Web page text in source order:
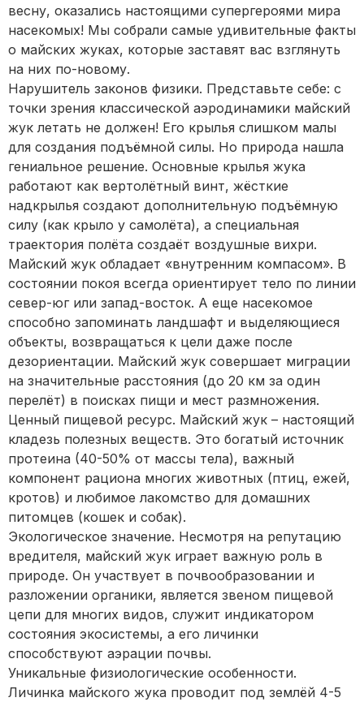
весну, оказались настоящими супергероями мира
насекомых! Мы собрали самые удивительные факты
о майских жуках, которые заставят вас взглянуть
на них по-новому.
Нарушитель законов физики. Представьте себе: с
точки зрения классической аэродинамики майский
жук летать не должен! Его крылья слишком малы
для создания подъёмной силы. Но природа нашла
гениальное решение. Основные крылья жука
работают как вертолётный винт, жёсткие
надкрылья создают дополнительную подъёмную
силу (как крыло у самолёта), а специальная
траектория полёта создаёт воздушные вихри.
Майский жук обладает «внутренним компасом». В
состоянии покоя всегда ориентирует тело по линии
север-юг или запад-восток. А еще насекомое
способно запоминать ландшафт и выделяющиеся
объекты, возвращаться к цели даже после
дезориентации. Майский жук совершает миграции
на значительные расстояния (до 20 км за один
перелёт) в поисках пищи и мест размножения.
Ценный пищевой ресурс. Майский жук – настоящий
кладезь полезных веществ. Это богатый источник
протеина (40-50% от массы тела), важный
компонент рациона многих животных (птиц, ежей,
кротов) и любимое лакомство для домашних
питомцев (кошек и собак).
Экологическое значение. Несмотря на репутацию
вредителя, майский жук играет важную роль в
природе. Он участвует в почвообразовании и
разложении органики, является звеном пищевой
цепи для многих видов, служит индикатором
состояния экосистемы, а его личинки
способствуют аэрации почвы.
Уникальные физиологические особенности.
Личинка майского жука проводит под землёй 4-5